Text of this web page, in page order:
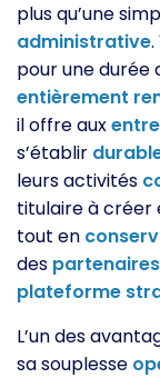
plus qu’une
administrative
pour une durée
entièrement
il offre aux
s’établir
leurs activités
titulaire à créer
tout en
des partenaires
plateforme
L’un des
sa souplesse